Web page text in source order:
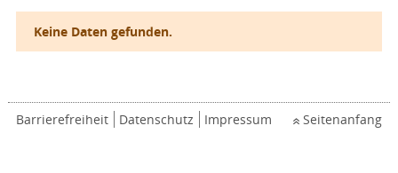
Keine Daten gefunden.
Barrierefreiheit Datenschutz Impressum Seitenanfang